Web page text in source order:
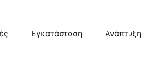
Εγκατάσταση Ανάπτυξη